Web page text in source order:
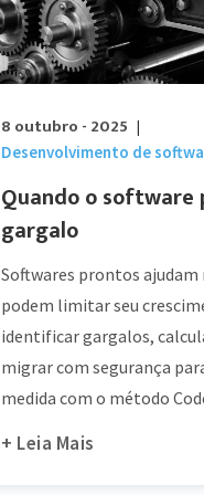
8 outubro - 2025 |
Desenvolvimento de
Quando o
gargalo
Softwares prontos ajudam
podem limitar seu
identificar gargalos,
migrar com segurança
medida com o método
+ Leia Mais